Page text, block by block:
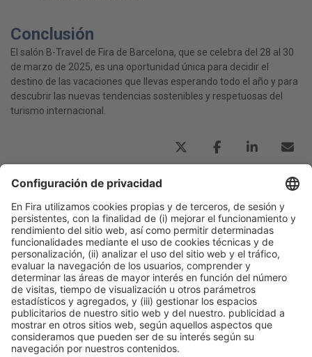
Conclusión
El salón B-Travel de Fira de Barcelona, que se celebra del 28 al 30
de marzo de 2025, es una oportunidad única para decidir el
destino de las vacaciones que llevas esperando todo el año y para
descubrir las nuevas tendencias sostenibles y respetuosas del
turismo internacional.
Publicación anterior
B-Travel 2025: horarios, entradas y todo lo que
necesitas saber del salón de turismo de Barcelona
Siguiente
Besalú, el pueblo medieval que merece una escapada
en verano